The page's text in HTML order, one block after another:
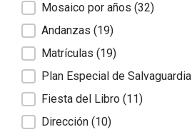
Mosaico por años (32)
Andanzas (19)
Matrículas (19)
Plan Especial de Salvaguardia
Fiesta del Libro (11)
Dirección (10)